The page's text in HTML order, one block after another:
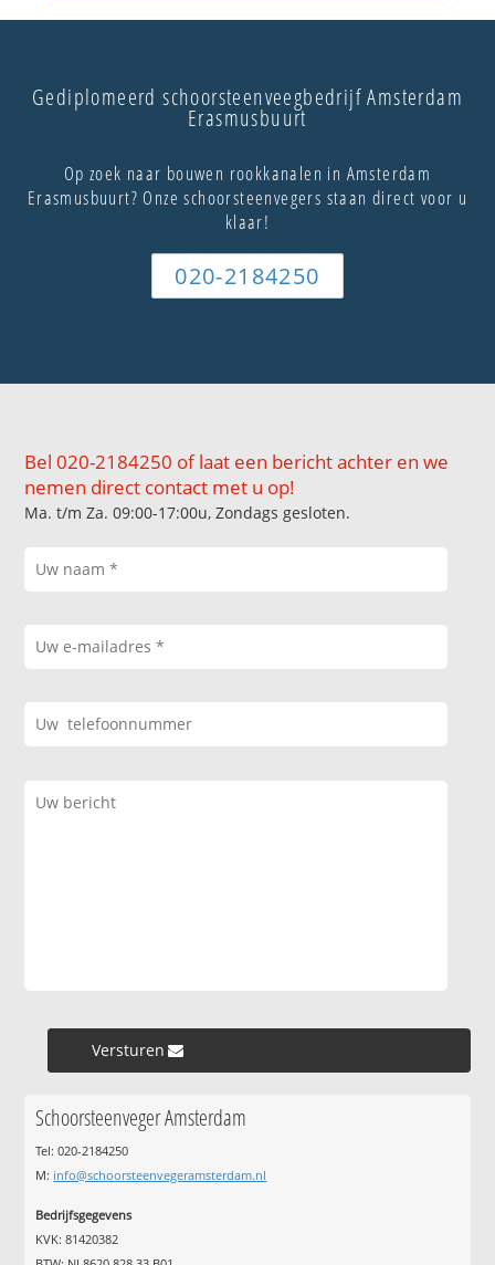
Gediplomeerd schoorsteenveegbedrijf Amsterdam
Erasmusbuurt
Op zoek naar bouwen rookkanalen in Amsterdam
Erasmusbuurt? Onze schoorsteenvegers staan direct voor u
klaar!
020-2184250
Bel 020-2184250 of laat een bericht achter en we
nemen direct contact met u op!
Ma. t/m Za. 09:00-17:00u, Zondags gesloten.
Versturen »
Schoorsteenveger Amsterdam
Tel: 020-2184250
M: info@schoorsteenvegeramsterdam.nl
Bedrijfsgegevens
KVK: 81420382